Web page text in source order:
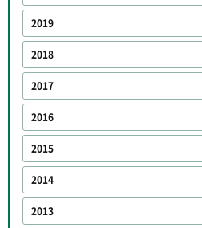
2019
2018
2017
2016
2015
2014
2013